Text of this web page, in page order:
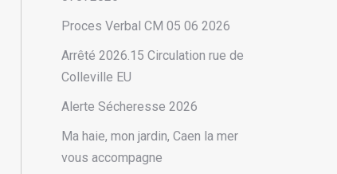
Proces Verbal CM 05 06 2026
Arrêté 2026.15 Circulation rue de
Colleville EU
Alerte Sécheresse 2026
Ma haie, mon jardin, Caen la mer
vous accompagne